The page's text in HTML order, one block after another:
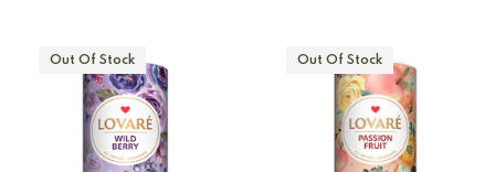
Out Of Stock Out Of Stock